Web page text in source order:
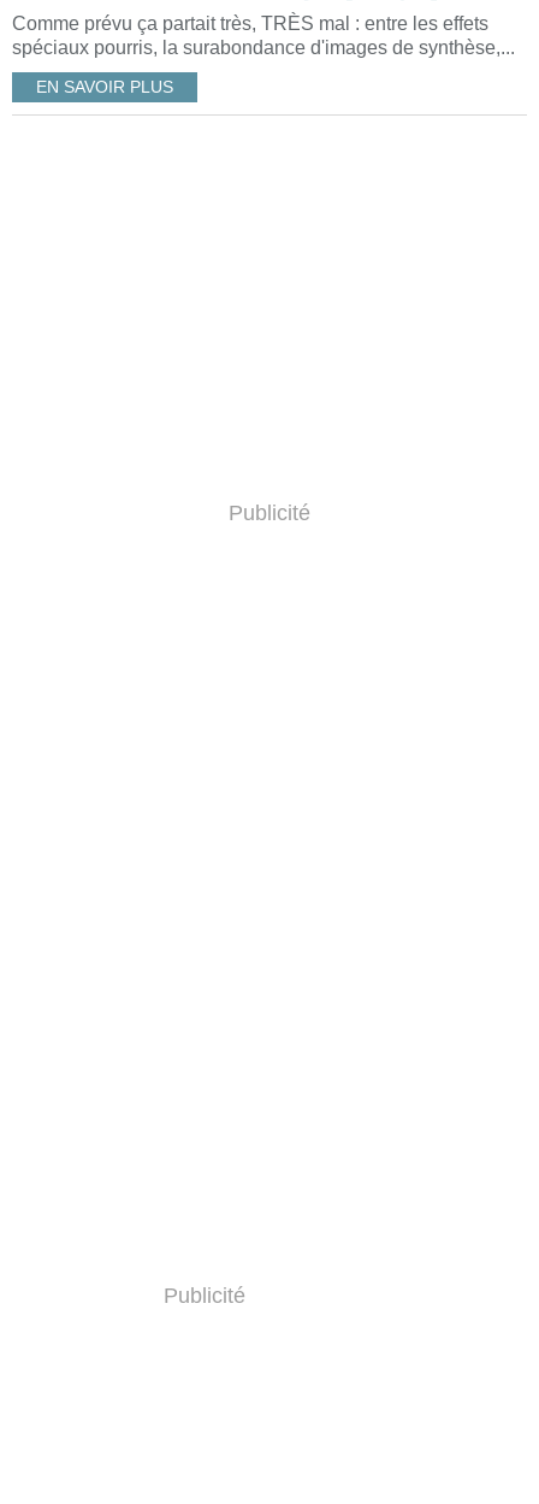
Comme prévu ça partait très, TRÈS mal : entre les effets
spéciaux pourris, la surabondance d'images de synthèse,...
EN SAVOIR PLUS
Publicité
Publicité